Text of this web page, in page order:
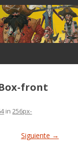
front
in256px-
Siguiente →